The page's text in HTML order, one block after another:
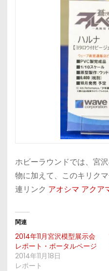
ホビーラウンドでは、宮
物に加えて、このキリク
連リンク アオシマ アクア
関連
2014年11月宮沢模型展示会
レポート・ポータルページ
2014年11月18日
レポート